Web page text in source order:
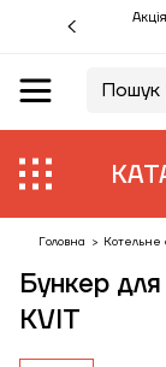
Акції %
Виробники
Об'єкти
Монтаж
Клієнтам
Головна > Котельне
Бункер
KVIT